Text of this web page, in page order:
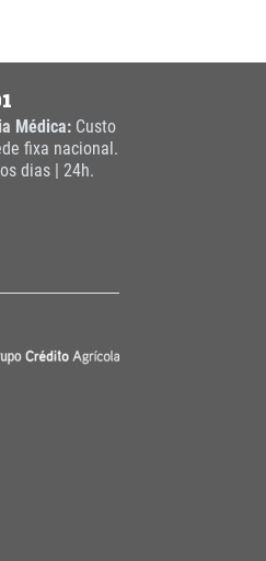
Médica: Custo
fixa nacional.
dias | 24h.